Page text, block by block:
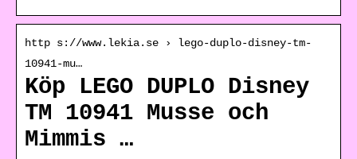
http s://www.lekia.se › lego-duplo-disney-tm-
10941-mu…
Köp LEGO DUPLO Disney
TM 10941 Musse och
Mimmis …